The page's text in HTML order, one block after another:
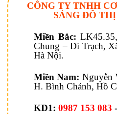
CÔNG TY TNHH
SÁNG ĐÔ
Miền Bắc:
Chung – Di Trạch,
Hà Nội.
Miền Nam: Nguyễn
H. Bình Chánh, Hồ
KD1: 0987 153 083 -